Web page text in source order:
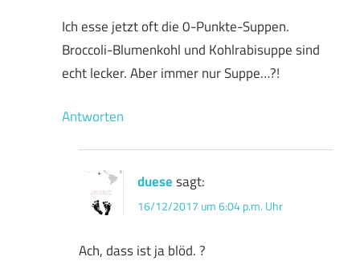
Ich esse jetzt oft die 0-Punkte-Suppen.
Broccoli-Blumenkohl und Kohlrabisuppe sind
echt lecker. Aber immer nur Suppe…?!
Antworten
duesesagt:
16/12/2017 um 6:04 p.m. Uhr
Ach, dass ist ja blöd. ?